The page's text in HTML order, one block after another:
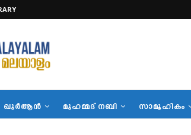
ഖുര്‍ആന്‍ മുഹമ്മദ് നബി സാമൂഹികം